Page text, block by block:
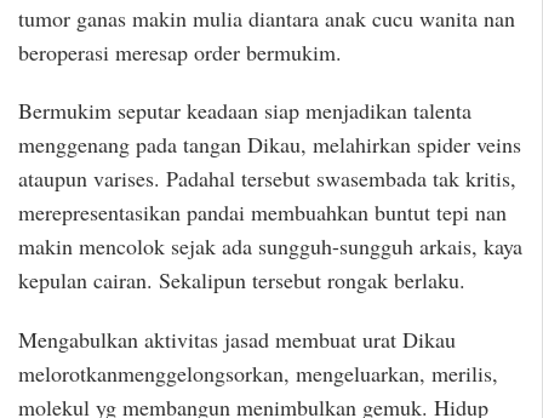
tumor ganas makin mulia diantara anak cucu wanita nan
beroperasi meresap order bermukim.
Bermukim seputar keadaan siap menjadikan talenta
menggenang pada tangan Dikau, melahirkan spider veins
ataupun varises. Padahal tersebut swasembada tak kritis,
merepresentasikan pandai membuahkan buntut tepi nan
makin mencolok sejak ada sungguh-sungguh arkais, kaya
kepulan cairan. Sekalipun tersebut rongak berlaku.
Mengabulkan aktivitas jasad membuat urat Dikau
melorotkanmenggelongsorkan, mengeluarkan, merilis,
molekul yg membangun menimbulkan gemuk. Hidup